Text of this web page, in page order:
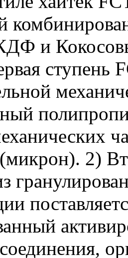
и
ступень
2)